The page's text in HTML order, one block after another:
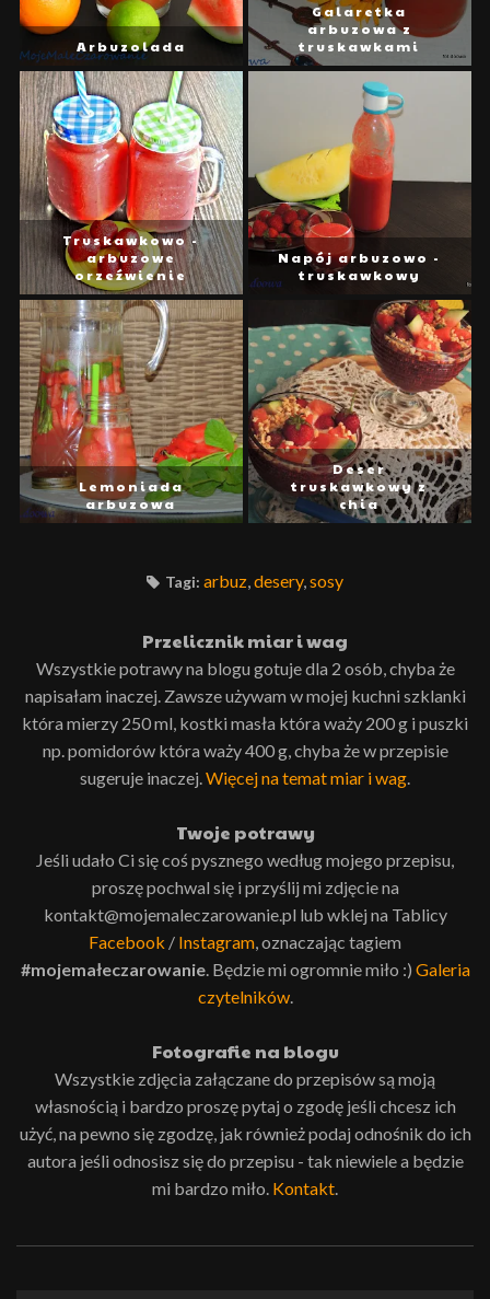
Arbuzolada
Galaretka
arbuzowa z
truskawkami
Truskawkowo -
arbuzowe
orzeźwienie
Napój arbuzowo -
truskawkowy
Lemoniada
arbuzowa
Deser
truskawkowy z
chia
Tagi: arbuz desery, sosy
Przelicznik miar i wag
Wszystkie potrawy na blogu gotuje dla 2 osób, chyba że
napisałam inaczej. Zawsze używam w mojej kuchni szklanki
która mierzy 250 ml, kostki masła która waży 200 g i puszki
np. pomidorów która waży 400 g, chyba że w przepisie
sugeruje inaczej. Więcej na temat miar i wag
Twoje potrawy
Jeśli udało Ci się coś pysznego według mojego przepisu,
proszę pochwal się i przyślij mi zdjęcie na
kontakt@mojemaleczarowanie.pl lub wklej na Tablicy
Facebook / Instagram , oznaczając tagiem
#mojemałeczarowanie. Będzie mi ogromnie miło :) Galeria
czytelników.
Fotografie na blogu
Wszystkie zdjęcia załączane do przepisów są moją
własnością i bardzo proszę pytaj o zgodę jeśli chcesz ich
użyć, na pewno się zgodzę, jak również podaj odnośnik do ich
autora jeśli odnosisz się do przepisu - tak niewiele a będzie
mi bardzo miło. Kontakt